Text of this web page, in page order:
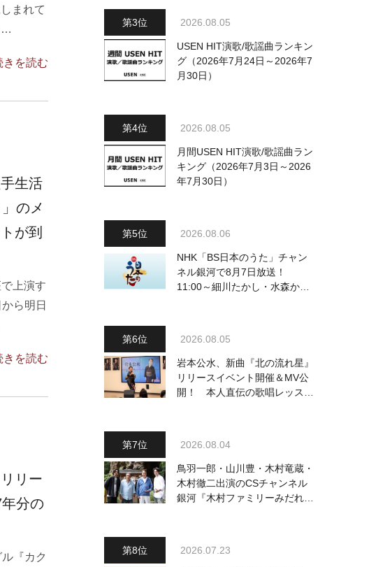
まれて
…
きを読む
生活
のメ
が到
上演す
ら明日
きを読む
リー
分の
『カク
2026.08.05
USEN HIT演歌/歌謡曲ランキン
グ（2026年7月24日～2026年7
月30日）
2026.08.05
月間USEN HIT演歌/歌謡曲ラン
キング（2026年7月3日～2026
年7月30日）
2026.08.06
NHK「BS日本のうた」チャン
ネル銀河で8月7日放送！
11:00～細川たかし・水森かお
2026.08.05
岩本公水、新曲『北の流れ星』
リリースイベント開催＆MV公
開！ 本人直伝の歌唱レッスン
2026.08.04
鳥羽一郎・山川豊・木村竜蔵・
木村徹二出演のCSチャンネル
銀河『木村ファミリーみだれ旅
2026.07.23